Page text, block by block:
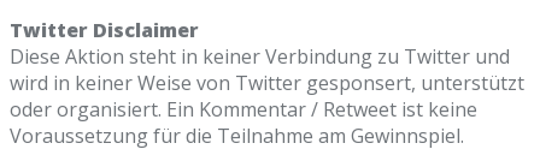
Twitter Disclaimer
Diese Aktion steht in keiner Verbindung zu Twitter und
wird in keiner Weise von Twitter gesponsert, unterstützt
oder organisiert. Ein Kommentar / Retweet ist keine
Voraussetzung für die Teilnahme am Gewinnspiel.